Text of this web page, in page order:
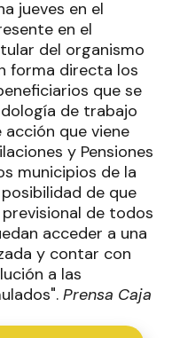
jueves en el
en el
del organismo
forma directa los
que se
de trabajo
que viene
y Pensiones
municipios de la
de que
de todos
acceder a una
y contar con
a las
Prensa Caja